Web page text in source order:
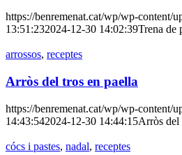
https://benremenat.cat/wp/wp-content/
13:51:232024-12-30 14:02:39Trena de
arrossos, receptes
Arròs del tros en paella
https://benremenat.cat/wp/wp-content/
14:43:542024-12-30 14:44:15Arròs del
cócs i pastes, nadal, receptes